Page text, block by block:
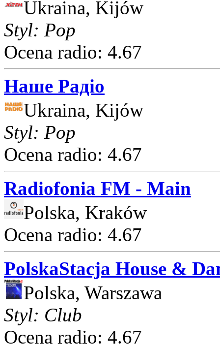
Ukraina, Kijów
Styl: Pop
Ocena radio: 4.67
Наше Радіо
Ukraina, Kijów
Styl: Pop
Ocena radio: 4.67
Radiofonia FM - Main
Polska, Kraków
Ocena radio: 4.67
PolskaStacja House &
Polska, Warszawa
Styl: Club
Ocena radio: 4.67